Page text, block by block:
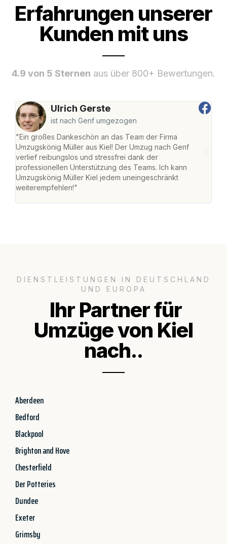
Erfahrungen unserer
Kunden mit uns
4.9 von 5 Sternen aus über 800+ Bewertungen.
Ulrich Gerste
ist nach Genf umgezogen
"Ein großes Dankeschön an das Team der Firma
Umzugskönig Müller aus Kiel! Der Umzug nach Genf
verlief reibungslos und stressfrei dank der
professionellen Unterstützung des Teams. Ich kann
Umzugskönig Müller Kiel jedem uneingeschränkt
weiterempfehlen!"
DIENSTLEISTUNGEN IN DEUTSCHLAND
UND EUROPA
Ihr Partner für
Umzüge von Kiel
nach..
Aberdeen
Bedford
Blackpool
Brighton and Hove
Chesterfield
Der Potteries
Dundee
Exeter
Grimsby